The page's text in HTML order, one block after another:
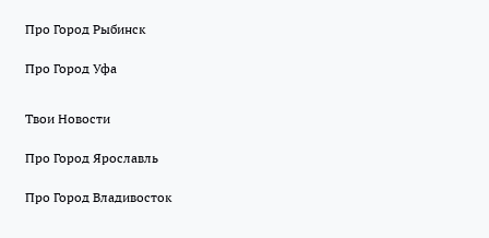
Про Город Рыбинск
Про Город Уфа
Твои Новости
Про Город Ярославль
Про Город Владивосток